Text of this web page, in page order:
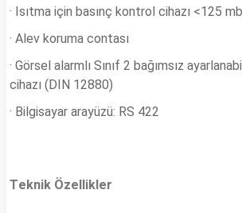
· Isıtma için basınç kontrol cihazı <125
· Alev koruma contası
· Görsel alarmlı Sınıf 2 bağımsız
cihazı (DIN 12880)
· Bilgisayar arayüzü: RS 422
Teknik Özellikler